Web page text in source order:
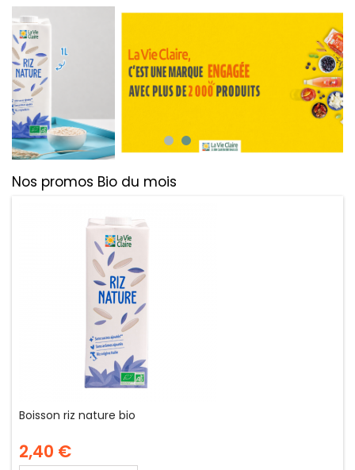
Nos promos Bio du mois
Boisson riz nature bio
2,40 €